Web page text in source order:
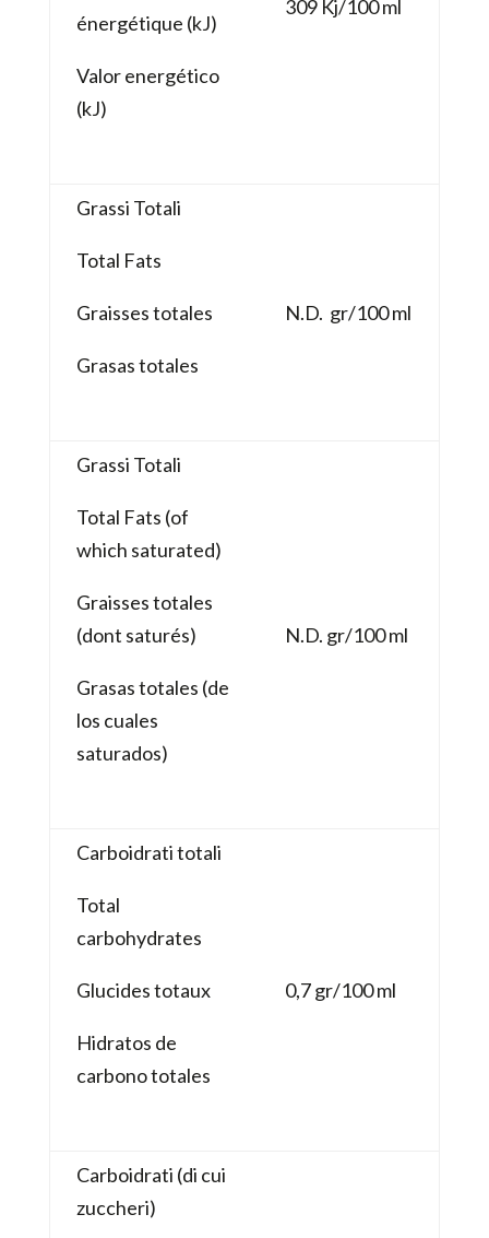
énergétique (kJ)
Valor energético
(kJ)
309 Kj/100 ml
Grassi Totali
Total Fats
Graisses totales
Grasas totales
N.D. gr/100 ml
Grassi Totali
Total Fats (of
which saturated)
Graisses totales
(dont saturés)
Grasas totales (de
los cuales
saturados)
N.D. gr/100 ml
Carboidrati totali
Total
carbohydrates
Glucides totaux
Hidratos de
carbono totales
0,7 gr/100 ml
Carboidrati (di cui
zuccheri)